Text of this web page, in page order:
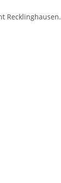
Recklinghausen.